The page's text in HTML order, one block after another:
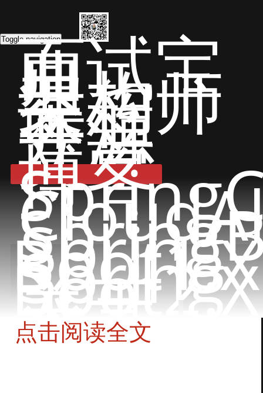
Toggle navigation
面试宝
典
架构师
课程
开源
文章
博客
Spring
Boot1.X
Spring
Boot2.X
关于
登录|
注册
点击阅读全文